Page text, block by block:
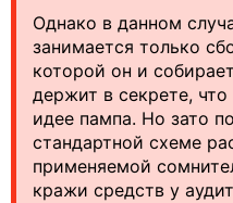
Однако в данном
занимается только
которой он и
держит в секрете,
идее пампа. Но зато
стандартной схеме
применяемой
кражи средств у